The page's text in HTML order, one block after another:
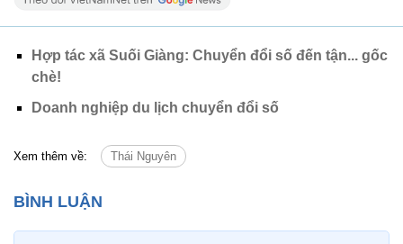
Hợp tác xã Suối Giàng: Chuyển đổi số đến tận... gốc
chè!
Doanh nghiệp du lịch chuyển đổi số
Xem thêm về: Thái Nguyên